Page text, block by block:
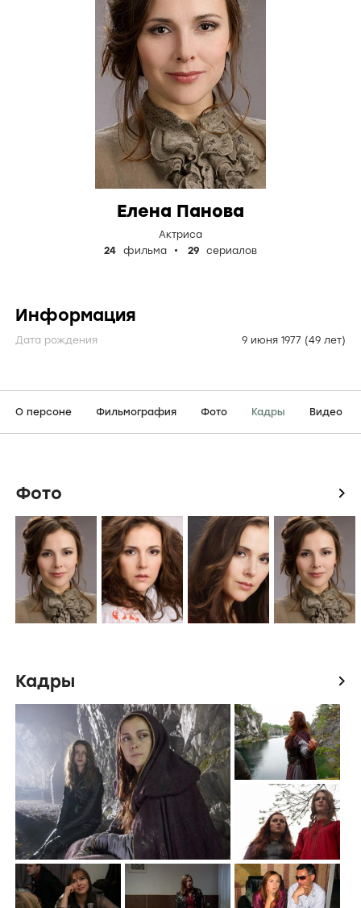
Елена Панова
Актриса
24
фильма 29 сериалов
Информация
Дата рождения 9 июня 1977 (49 лет)
О персоне Фильмография Фото Кадры Видео
Фото icon
Кадры icon